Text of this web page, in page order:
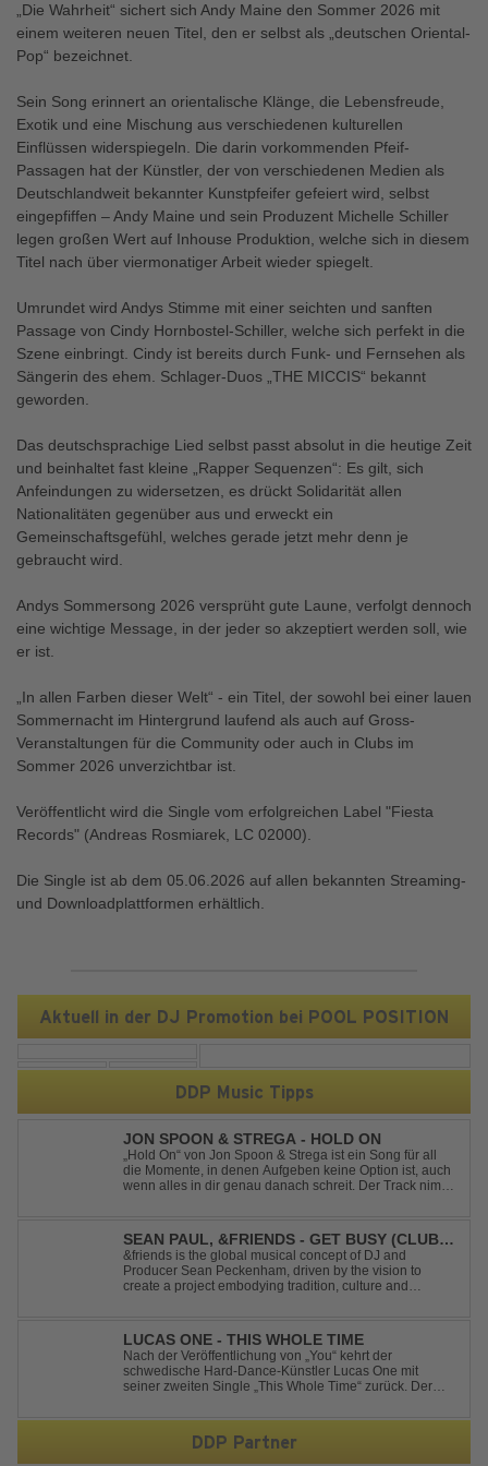
Aktuell in der DJ Promotion bei POOL POSITION
DDP Music Tipps
JON SPOON & STREGA - HOLD ON
„Hold On“ von Jon Spoon & Strega ist ein Song für all
die Momente, in denen Aufgeben keine Option ist, auch
wenn alles in dir genau danach schreit. Der Track nimmt
dich daran erinnert, noch einmal f...
SEAN PAUL, &FRIENDS - GET BUSY (CLUB
MIX)
&friends is the global musical concept of DJ and
Producer Sean Peckenham, driven by the vision to
create a project embodying tradition, culture and
Sean Paul, has taken this early 2000s hit to a who...
LUCAS ONE - THIS WHOLE TIME
Nach der Veröffentlichung von „You“ kehrt der
schwedische Hard-Dance-Künstler Lucas One mit
seiner zweiten Single „This Whole Time“ zurück. Der
Energie des Hard Dance und erzählt eine Geschichte
von Reue, Liebeskummer und der Erkenntnis des w...
DDP Partner
„Die Wahrheit“ sichert sich Andy Maine den Sommer 2026 mit
einem weiteren neuen Titel, den er selbst als „deutschen Oriental-
Pop“ bezeichnet.
Sein Song erinnert an orientalische Klänge, die Lebensfreude,
Exotik und eine Mischung aus verschiedenen kulturellen
Einflüssen widerspiegeln. Die darin vorkommenden Pfeif-
Passagen hat der Künstler, der von verschiedenen Medien als
Deutschlandweit bekannter Kunstpfeifer gefeiert wird, selbst
eingepfiffen – Andy Maine und sein Produzent Michelle Schiller
legen großen Wert auf Inhouse Produktion, welche sich in diesem
Titel nach über viermonatiger Arbeit wieder spiegelt.
Umrundet wird Andys Stimme mit einer seichten und sanften
Passage von Cindy Hornbostel-Schiller, welche sich perfekt in die
Szene einbringt. Cindy ist bereits durch Funk- und Fernsehen als
Sängerin des ehem. Schlager-Duos „THE MICCIS“ bekannt
geworden.
Das deutschsprachige Lied selbst passt absolut in die heutige Zeit
und beinhaltet fast kleine „Rapper Sequenzen“: Es gilt, sich
Anfeindungen zu widersetzen, es drückt Solidarität allen
Nationalitäten gegenüber aus und erweckt ein
Gemeinschaftsgefühl, welches gerade jetzt mehr denn je
gebraucht wird.
Andys Sommersong 2026 versprüht gute Laune, verfolgt dennoch
eine wichtige Message, in der jeder so akzeptiert werden soll, wie
er ist.
„In allen Farben dieser Welt“ - ein Titel, der sowohl bei einer lauen
Sommernacht im Hintergrund laufend als auch auf Gross-
Veranstaltungen für die Community oder auch in Clubs im
Sommer 2026 unverzichtbar ist.
Veröffentlicht wird die Single vom erfolgreichen Label "Fiesta
Records" (Andreas Rosmiarek, LC 02000).
Die Single ist ab dem 05.06.2026 auf allen bekannten Streaming-
und Downloadplattformen erhältlich.